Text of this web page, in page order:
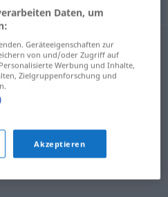
Daten, um
Geräteeigenschaften zur
von und/oder Zugriff auf
Werbung und Inhalte,
Zielgruppenforschung und
Akzeptieren